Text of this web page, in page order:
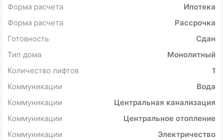
Форма расчета
Ипотека
Форма расчета
Рассрочка
Готовность
Сдан
Тип дома
Монолитный
Количество лифтов
1
Коммуникации
Вода
Коммуникации
Центральная канализация
Коммуникации
Центральное отопление
Коммуникации
Электричество